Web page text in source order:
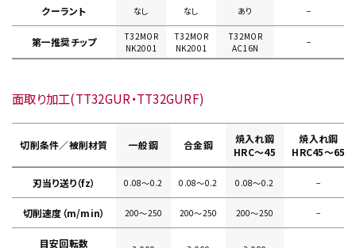
クーラント なし なし あり −
第一推奨チップ
T32MOR
NK2001
T32MOR
NK2001
T32MOR
AC16N
−
面取り加工(TT32GUR・TT32GURF)
切削条件／被削材質 一般鋼 合金鋼
焼入れ鋼
HRC～45
焼入れ鋼
HRC45～65
刃当り送り（fz） 0.08〜0.2 0.08〜0.2 0.08〜0.2 −
切削速度（m/min） 200〜250 200〜250 200〜250 −
目安回転数